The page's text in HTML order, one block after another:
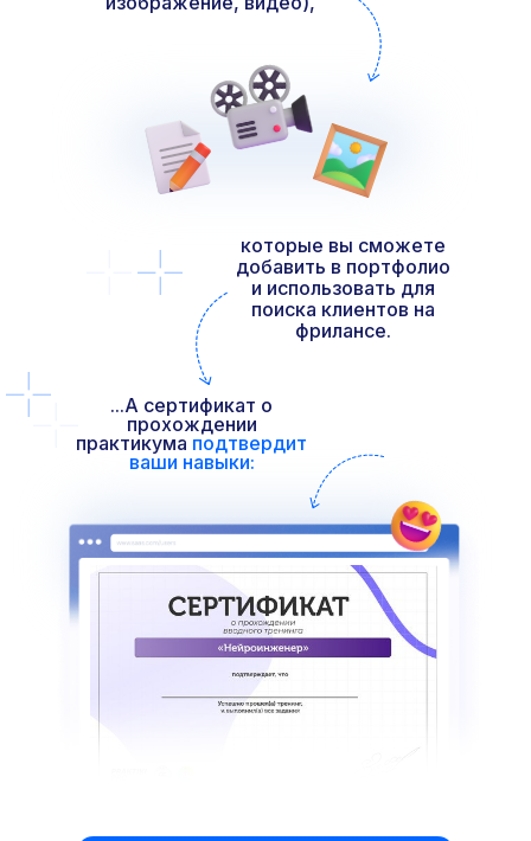
которые вы сможете
добавить в портфолио
и использовать для
поиска клиентов на
фрилансе.
...А сертификат о
прохождении
практикума подтвердит
ваши навыки: